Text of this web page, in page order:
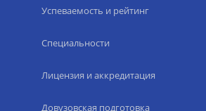
Успеваемость и рейтинг
Специальности
Лицензия и аккредитация
Довузовская подготовка